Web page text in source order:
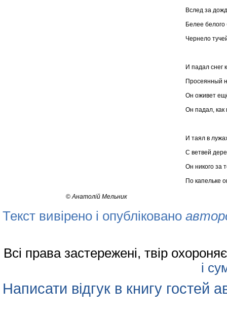
Вслед за
Белее
Чернело
И падал снег
Просеянный
Он оживет
Он падал,
И таял в
С ветвей
Он никого за
По капельке
©Анатолій Мельник
Текст вивірено і опубліковано
Всі права застережені, твір
і
Написати відгук в книгу гостей